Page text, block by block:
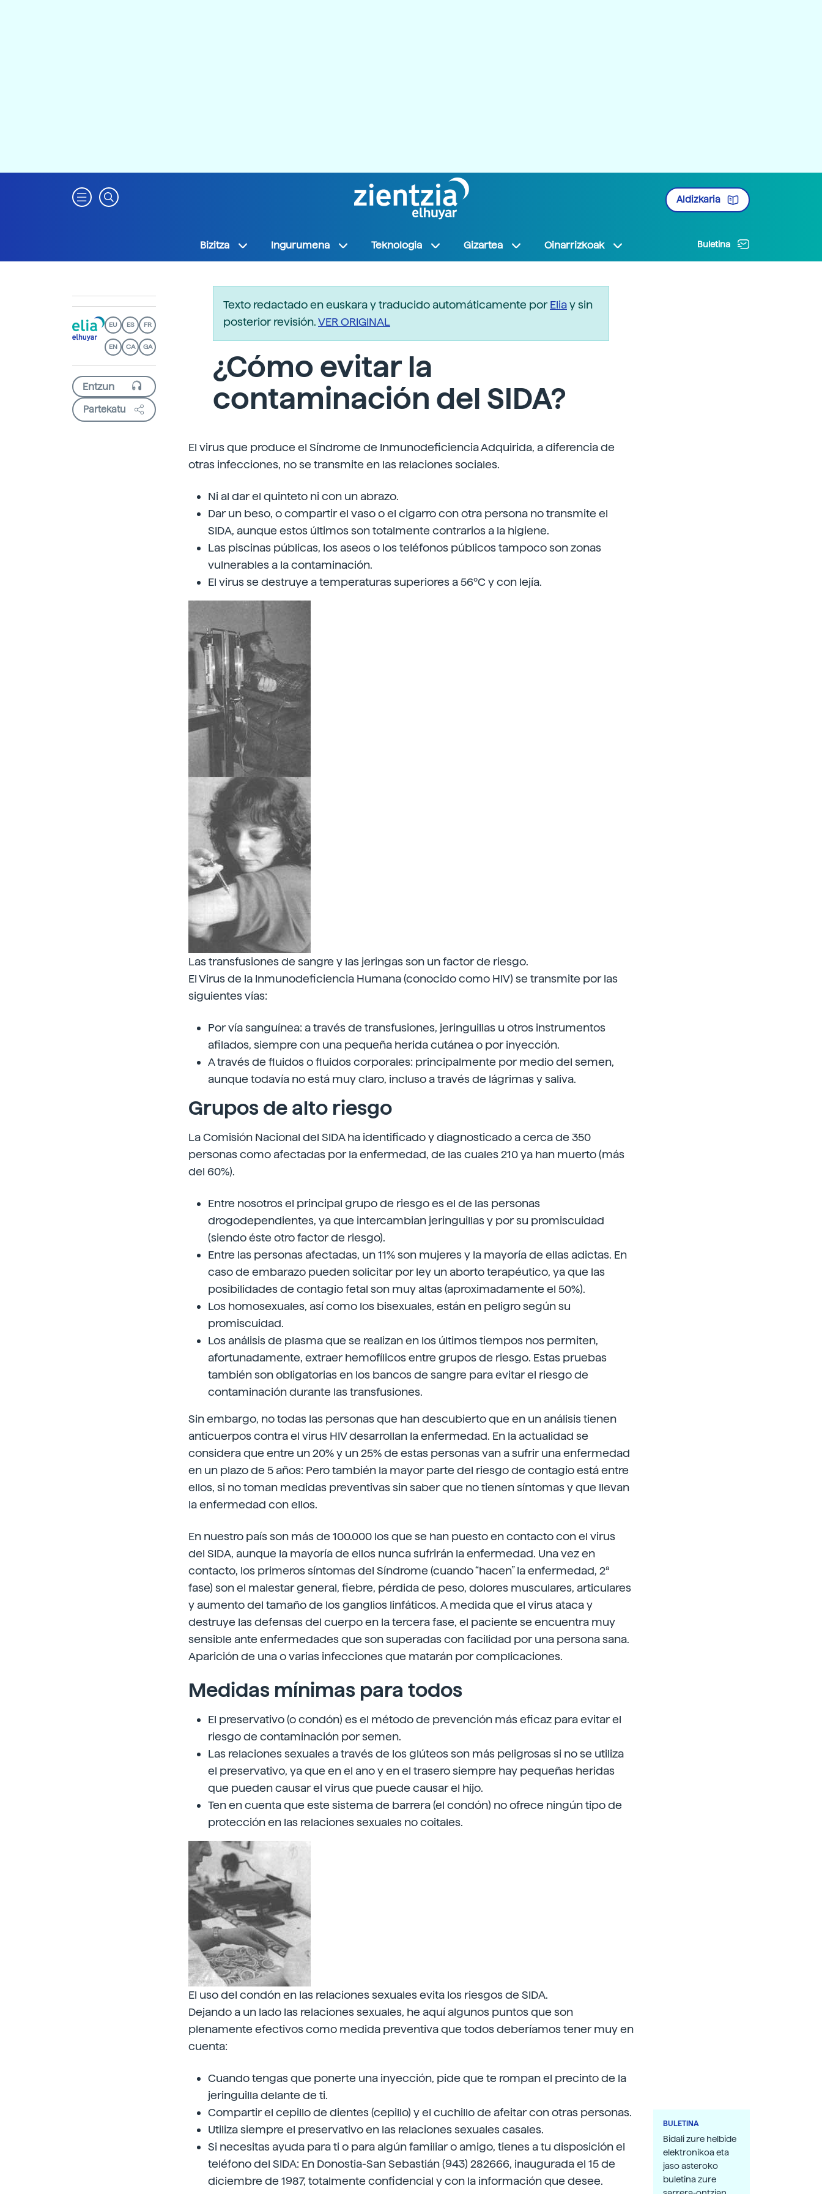
Aldizkaria
Bizitza Ingurumena Teknologia Gizartea Oinarrizkoak Buletina
EU ES FR
EN CA GA
Partekatu
Texto redactado en euskara y traducido automáticamente porEliay sin
posterior revisión.VER ORIGINAL
¿Cómo evitar la
contaminación del SIDA?
El virus que produce el Síndrome de Inmunodeficiencia Adquirida, a diferencia de
otras infecciones, no se transmite en las relaciones sociales.
Ni al dar el quinteto ni con un abrazo.
Dar un beso, o compartir el vaso o el cigarro con otra persona no transmite el
SIDA, aunque estos últimos son totalmente contrarios a la higiene.
Las piscinas públicas, los aseos o los teléfonos públicos tampoco son zonas
vulnerables a la contaminación.
El virus se destruye a temperaturas superiores a 56ºC y con lejía.
Las transfusiones de sangre y las jeringas son un factor de riesgo.
El Virus de la Inmunodeficiencia Humana (conocido como HIV) se transmite por las
siguientes vías:
Por vía sanguínea: a través de transfusiones, jeringuillas u otros instrumentos
afilados, siempre con una pequeña herida cutánea o por inyección.
A través de fluidos o fluidos corporales: principalmente por medio del semen,
aunque todavía no está muy claro, incluso a través de lágrimas y saliva.
Grupos de alto riesgo
La Comisión Nacional del SIDA ha identificado y diagnosticado a cerca de 350
personas como afectadas por la enfermedad, de las cuales 210 ya han muerto (más
del 60%).
Entre nosotros el principal grupo de riesgo es el de las personas
drogodependientes, ya que intercambian jeringuillas y por su promiscuidad
(siendo éste otro factor de riesgo).
Entre las personas afectadas, un 11% son mujeres y la mayoría de ellas adictas. En
caso de embarazo pueden solicitar por ley un aborto terapéutico, ya que las
posibilidades de contagio fetal son muy altas (aproximadamente el 50%).
Los homosexuales, así como los bisexuales, están en peligro según su
promiscuidad.
Los análisis de plasma que se realizan en los últimos tiempos nos permiten,
afortunadamente, extraer hemofílicos entre grupos de riesgo. Estas pruebas
también son obligatorias en los bancos de sangre para evitar el riesgo de
contaminación durante las transfusiones.
Sin embargo, no todas las personas que han descubierto que en un análisis tienen
anticuerpos contra el virus HIV desarrollan la enfermedad. En la actualidad se
considera que entre un 20% y un 25% de estas personas van a sufrir una enfermedad
en un plazo de 5 años: Pero también la mayor parte del riesgo de contagio está entre
ellos, si no toman medidas preventivas sin saber que no tienen síntomas y que llevan
la enfermedad con ellos.
En nuestro país son más de 100.000 los que se han puesto en contacto con el virus
del SIDA, aunque la mayoría de ellos nunca sufrirán la enfermedad. Una vez en
contacto, los primeros síntomas del Síndrome (cuando “hacen” la enfermedad, 2ª
fase) son el malestar general, fiebre, pérdida de peso, dolores musculares, articulares
y aumento del tamaño de los ganglios linfáticos. A medida que el virus ataca y
destruye las defensas del cuerpo en la tercera fase, el paciente se encuentra muy
sensible ante enfermedades que son superadas con facilidad por una persona sana.
Aparición de una o varias infecciones que matarán por complicaciones.
Medidas mínimas para todos
El preservativo (o condón) es el método de prevención más eficaz para evitar el
riesgo de contaminación por semen.
Las relaciones sexuales a través de los glúteos son más peligrosas si no se utiliza
el preservativo, ya que en el ano y en el trasero siempre hay pequeñas heridas
que pueden causar el virus que puede causar el hijo.
Ten en cuenta que este sistema de barrera (el condón) no ofrece ningún tipo de
protección en las relaciones sexuales no coitales.
El uso del condón en las relaciones sexuales evita los riesgos de SIDA.
Dejando a un lado las relaciones sexuales, he aquí algunos puntos que son
plenamente efectivos como medida preventiva que todos deberíamos tener muy en
cuenta:
Cuando tengas que ponerte una inyección, pide que te rompan el precinto de la
jeringuilla delante de ti.
Compartir el cepillo de dientes (cepillo) y el cuchillo de afeitar con otras personas.
Utiliza siempre el preservativo en las relaciones sexuales casales.
Si necesitas ayuda para ti o para algún familiar o amigo, tienes a tu disposición el
teléfono del SIDA: En Donostia-San Sebastián (943) 282666, inaugurada el 15 de
diciembre de 1987, totalmente confidencial y con la información que desee.
BULETINA
Bidali zure helbide
elektronikoa eta
jaso asteroko
buletina zure